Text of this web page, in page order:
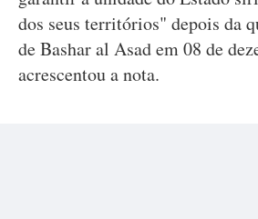
dos seus territórios" depois da
de Bashar al Asad em 08 de
acrescentou a nota.